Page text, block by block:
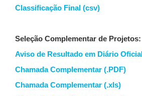
Classificação Final (csv)
Seleção Complementar de Projetos:
Aviso de Resultado em Diário Oficial
Chamada Complementar (.PDF)
Chamada Complementar (.xls)